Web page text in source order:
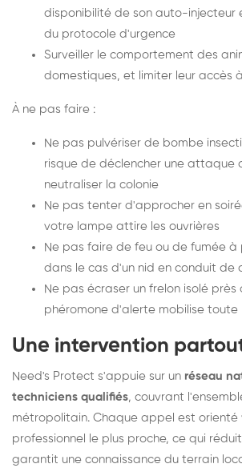
disponibilité de son auto-injecteur
du protocole d'urgence
Surveiller le comportement des
domestiques, et limiter leur accès
À ne pas faire :
Ne pas pulvériser de bombe
risque de déclencher une attaque
neutraliser la colonie
Ne pas tenter d'approcher en
votre lampe attire les ouvrières
Ne pas faire de feu ou de fumée à
dans le cas d'un nid en conduit de
Ne pas écraser un frelon isolé près
phéromone d'alerte mobilise toute
Une intervention
Need's Protect s'appuie sur un réseau
techniciens qualifiés, couvrant
métropolitain. Chaque appel est orienté
professionnel le plus proche, ce qui
garantit une connaissance du terrain